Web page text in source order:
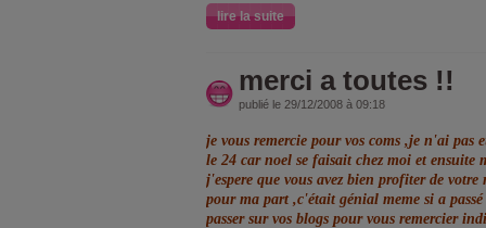
lire la suite
merci a toutes !!
publié le 29/12/2008 à 09:18
je vous remercie pour vos coms ,je n'ai pas
le 24 car noel se faisait chez moi et ensuite
j'espere que vous avez bien profiter de
pour ma part ,c'était génial meme si a
passer sur vos blogs pour vous remercier